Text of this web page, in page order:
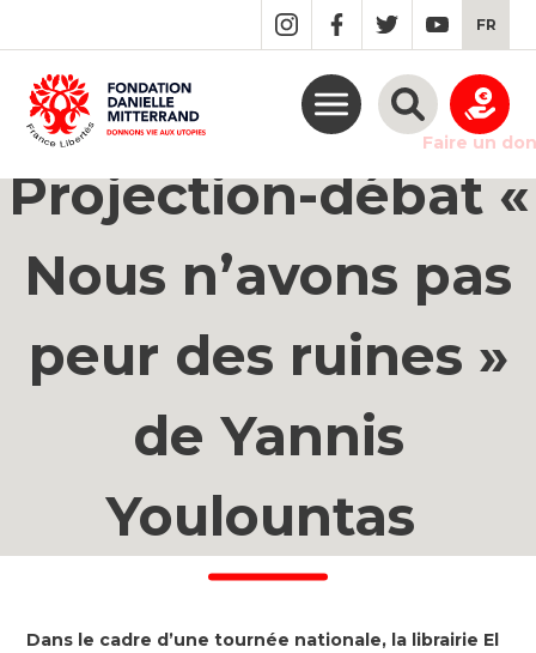
MAIN
CONTENT
FR
Faire un don
Projection-débat «
Nous n’avons pas
peur des ruines »
de Yannis
Youlountas
Dans le cadre d’une tournée nationale, la librairie El